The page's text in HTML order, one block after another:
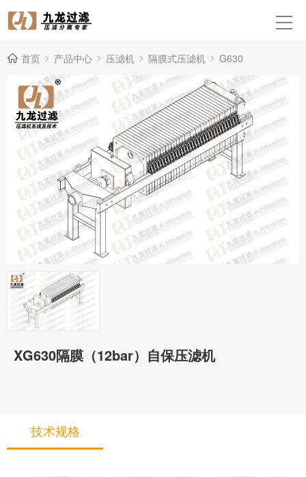
首页 产品中心 压滤机 隔膜式压滤机 G630
XG630隔膜（12bar）自保压滤机
技术规格